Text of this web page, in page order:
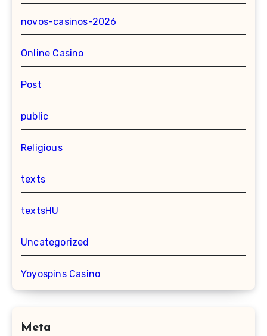
novos-casinos-2026
Online Casino
Post
public
Religious
texts
textsHU
Uncategorized
Yoyospins Casino
Meta